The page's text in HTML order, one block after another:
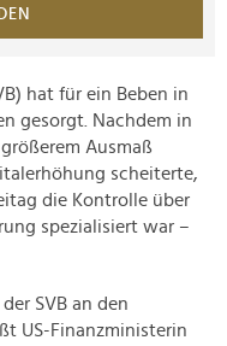
hat für ein Beben in
gesorgt. Nachdem in
Ausmaß
scheiterte,
die Kontrolle über
spezialisiert war –
SVB an den
US-Finanzministerin